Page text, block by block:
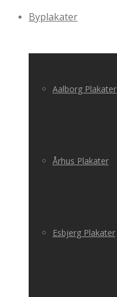
Byplakater
Aalborg Plakater
Århus Plakater
Esbjerg Plakater